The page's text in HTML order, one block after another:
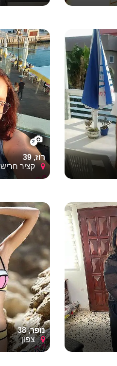
2
רוז, 39
קציר חריש
נופר, 38
צפון